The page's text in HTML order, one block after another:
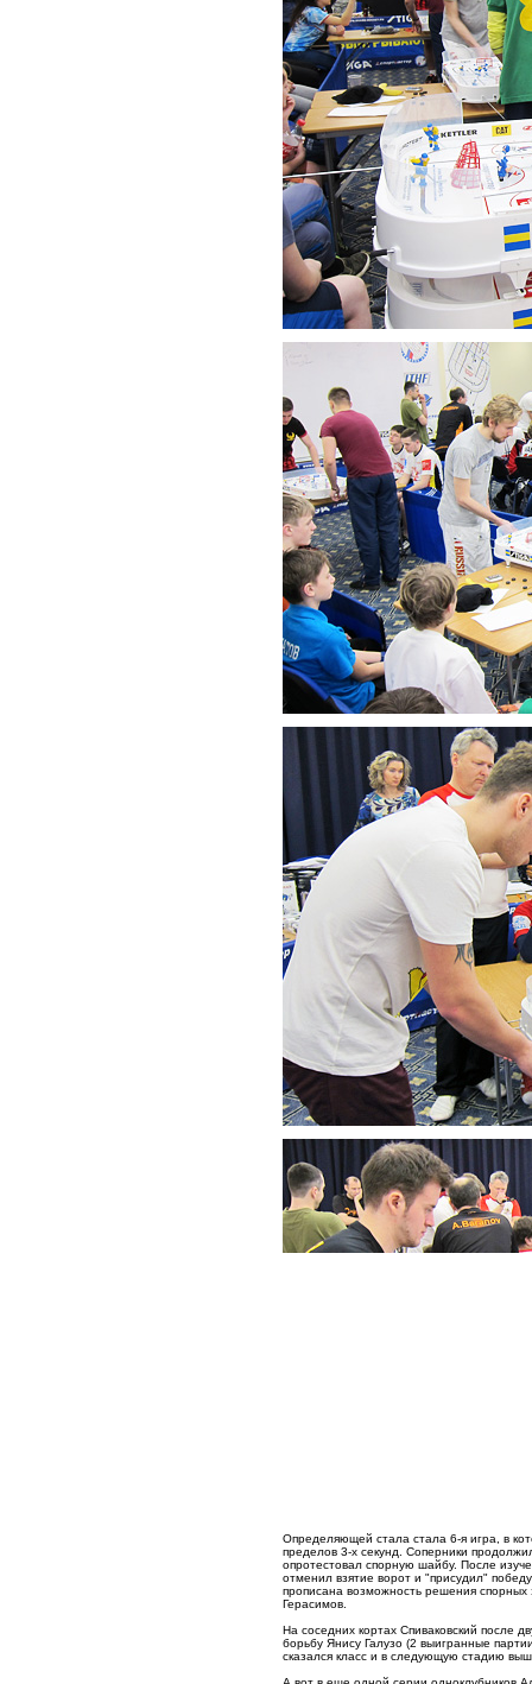
Определяющей стала стала 6-я игра, в
пределов 3-х секунд. Соперники
опротестовал спорную шайбу. После
отменил взятие ворот и "присудил"
прописана возможность решения
Герасимов.
На соседних кортах Спиваковский после
борьбу Янису Галузо (2 выигранные
сказался класс и в следующую стадию